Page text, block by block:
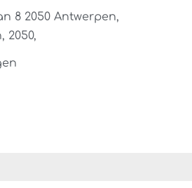
8 2050 Antwerpen,
2050,